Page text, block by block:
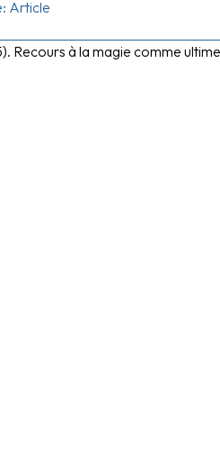
Article
Recours à la magie comme